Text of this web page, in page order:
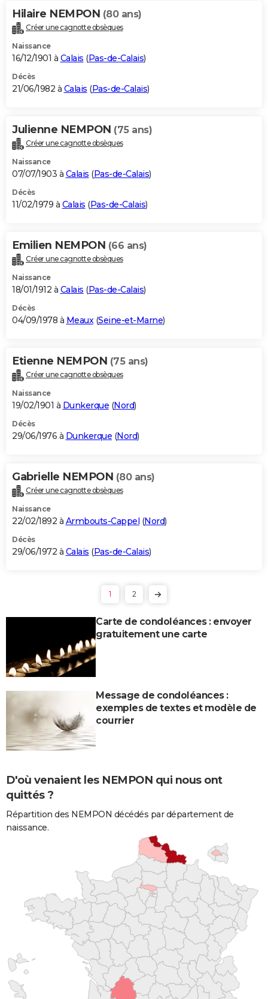
Hilaire NEMPON (80 ans)
Créer une cagnotte obsèques
Naissance
16/12/1901 à Calais (Pas-de-Calais)
Décès
21/06/1982 à Calais (Pas-de-Calais)
Julienne NEMPON (75 ans)
Créer une cagnotte obsèques
Naissance
07/07/1903 à Calais (Pas-de-Calais)
Décès
11/02/1979 à Calais (Pas-de-Calais)
Emilien NEMPON (66 ans)
Créer une cagnotte obsèques
Naissance
18/01/1912 à Calais (Pas-de-Calais)
Décès
04/09/1978 à Meaux(Seine-et-Marne)
Etienne NEMPON (75 ans)
Créer une cagnotte obsèques
Naissance
19/02/1901 à Dunkerque (Nord)
Décès
29/06/1976 à Dunkerque (Nord)
Gabrielle NEMPON (80 ans)
Créer une cagnotte obsèques
Naissance
22/02/1892 à Armbouts-Cappel (Nord)
Décès
29/06/1972 à Calais (Pas-de-Calais)
1 2
Carte de condoléances : envoyer
gratuitement une carte
Message de condoléances :
exemples de textes et modèle de
courrier
D'où venaient les NEMPON qui nous ont
quittés ?
Répartition des NEMPON décédés par département de
naissance.